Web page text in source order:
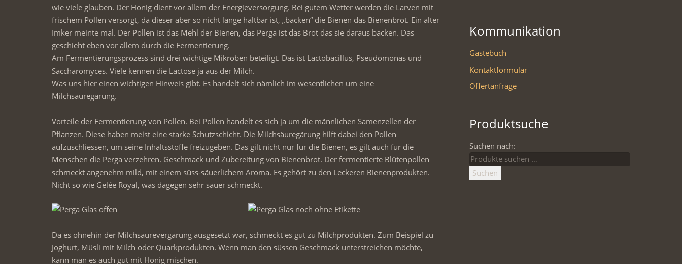
wie viele glauben. Der Honig dient vor allem der Energieversorgung. Bei gutem Wetter werden die Larven mit
frischem Pollen versorgt, da dieser aber so nicht lange haltbar ist, „backen“ die Bienen das Bienenbrot. Ein alter
Imker meinte mal. Der Pollen ist das Mehl der Bienen, das Perga ist das Brot das sie daraus backen. Das
geschieht eben vor allem durch die Fermentierung.
Am Fermentierungsprozess sind drei wichtige Mikroben beteiligt. Das ist Lactobacillus, Pseudomonas und
Saccharomyces. Viele kennen die Lactose ja aus der Milch.
Was uns hier einen wichtigen Hinweis gibt. Es handelt sich nämlich im wesentlichen um eine
Milchsäuregärung.
Vorteile der Fermentierung von Pollen. Bei Pollen handelt es sich ja um die männlichen Samenzellen der
Pflanzen. Diese haben meist eine starke Schutzschicht. Die Milchsäuregärung hilft dabei den Pollen
aufzuschliessen, um seine Inhaltsstoffe freizugeben. Das gilt nicht nur für die Bienen, es gilt auch für die
Menschen die Perga verzehren. Geschmack und Zubereitung von Bienenbrot. Der fermentierte Blütenpollen
schmeckt angenehm mild, mit einem süss-säuerlichem Aroma. Es gehört zu den Leckeren Bienenprodukten.
Nicht so wie Gelée Royal, was dagegen sehr sauer schmeckt.
Da es ohnehin der Milchsäurevergärung ausgesetzt war, schmeckt es gut zu Milchprodukten. Zum Beispiel zu
Joghurt, Müsli mit Milch oder Quarkprodukten. Wenn man den süssen Geschmack unterstreichen möchte,
kann man es auch gut mit Honig mischen.
Kommunikation
Gästebuch
Kontaktformular
Offertanfrage
Produktsuche
Suchen nach:
Suchen